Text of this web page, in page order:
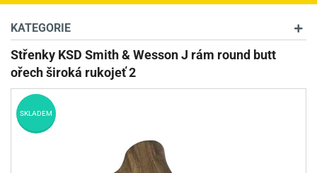
OPTIKA
STŘELIVO
PŘÍSLUŠENSTVÍ
DETEKTORY KOVŮ
KATEGORIE
Střenky KSD Smith & Wesson J rám round butt
ořech široká rukojeť 2
SKLADEM